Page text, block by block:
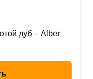
дуб – Alber